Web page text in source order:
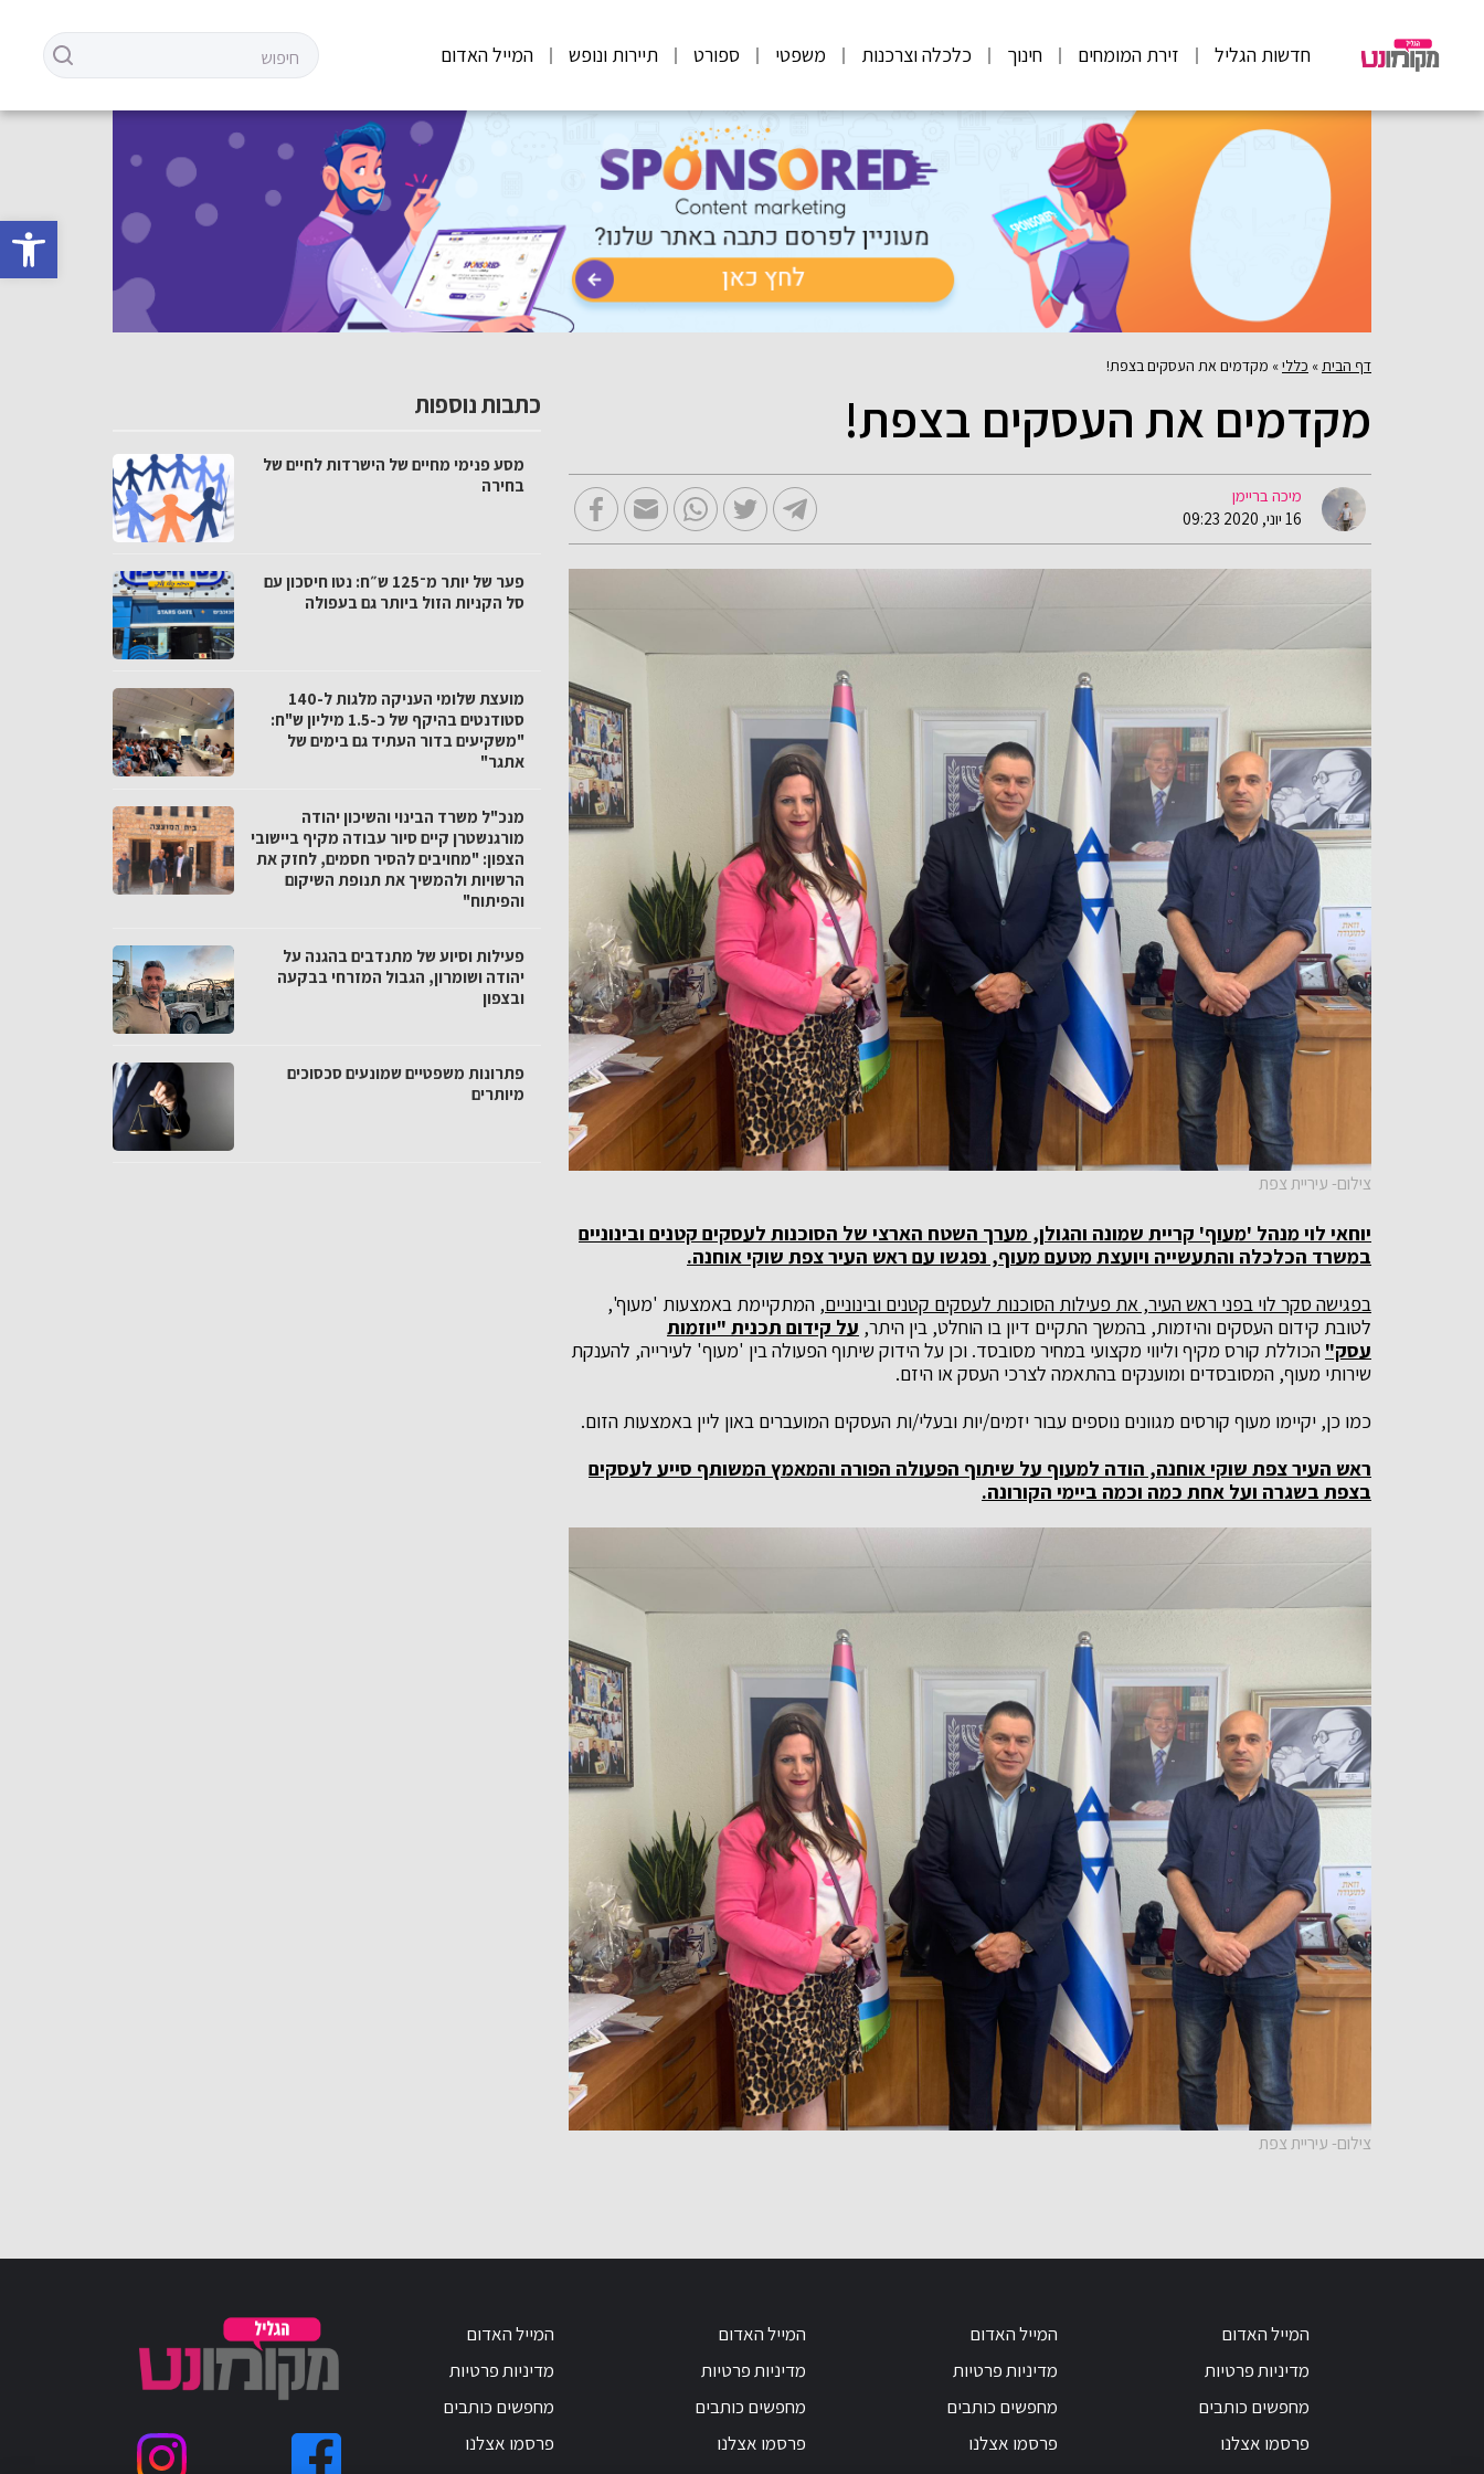
פתח
חדשות הגליל זירת המומחים חינוך כלכלה וצרכנות משפטי ספורט תיירות ונופש המייל האדום
דף הבית » כללי» מקדמים את העסקים בצפת!
מקדמים את העסקים בצפת!
מיכה בריימן
16 יוני, 2020 09:23
צילום- עיריית צפת
יוחאי לוי מנהל 'מעוף' קריית שמונה והגולן, מערך השטח הארצי של הסוכנות לעסקים קטנים ובינוניים
במשרד הכלכלה והתעשייה ויועצת מטעם מעוף, נפגשו עם ראש העיר צפת שוקי אוחנה.
בפגישה סקר לוי בפני ראש העיר, את פעילות הסוכנות לעסקים קטנים ובינוניים, המתקיימת באמצעות 'מעוף',
לטובת קידום העסקים והיזמות, בהמשך התקיים דיון בו הוחלט, בין היתר, על קידום תכנית "יוזמות
עסק" הכוללת קורס מקיף וליווי מקצועי במחיר מסובסד. וכן על הידוק שיתוף הפעולה בין 'מעוף' לעירייה, להענקת
שירותי מעוף, המסובסדים ומוענקים בהתאמה לצרכי העסק או היזם.
כמו כן, יקיימו מעוף קורסים מגוונים נוספים עבור יזמים/יות ובעלי/ות העסקים המועברים באון ליין באמצעות הזום.
ראש העיר צפת שוקי אוחנה, הודה למעוף על שיתוף הפעולה הפורה והמאמץ המשותף סייע לעסקים
בצפת בשגרה ועל אחת כמה וכמה ביימי הקורונה.
צילום- עיריית צפת
כתבות נוספות
מסע פנימי מחיים של הישרדות לחיים של
בחירה
פער של יותר מ־125 ש״ח: נטו חיסכון עם
סל הקניות הזול ביותר גם בעפולה
מועצת שלומי העניקה מלגות ל-140
סטודנטים בהיקף של כ-1.5 מיליון ש"ח:
"משקיעים בדור העתיד גם בימים של
אתגר"
מנכ"ל משרד הבינוי והשיכון יהודה
מורגנשטרן קיים סיור עבודה מקיף ביישובי
הצפון: "מחויבים להסיר חסמים, לחזק את
הרשויות ולהמשיך את תנופת השיקום
והפיתוח"
פעילות וסיוע של מתנדבים בהגנה על
יהודה ושומרון, הגבול המזרחי בבקעה
ובצפון
פתרונות משפטיים שמונעים סכסוכים
מיותרים
המייל האדום
מדיניות פרטיות
מחפשים כותבים
פרסמו אצלנו
המייל האדום
מדיניות פרטיות
מחפשים כותבים
פרסמו אצלנו
המייל האדום
מדיניות פרטיות
מחפשים כותבים
פרסמו אצלנו
המייל האדום
מדיניות פרטיות
מחפשים כותבים
פרסמו אצלנו